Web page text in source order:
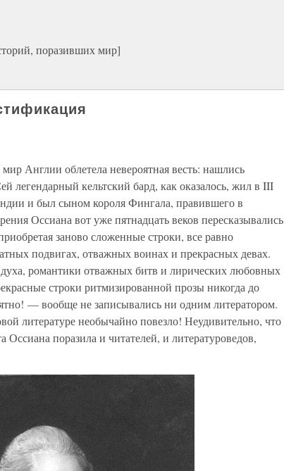
поразивших мир]
Англии облетела невероятная весть: нашлись
легендарный кельтский бард, как оказалось, жил в III
и был сыном короля Фингала, правившего в
Оссиана вот уже пятнадцать веков пересказывались
заново сложенные строки, все равно
подвигах, отважных воинах и прекрасных девах.
романтики отважных битв и лирических любовных
строки ритмизированной прозы никогда до
— вообще не записывались ни одним литератором.
литературе необычайно повезло! Неудивительно, что
Оссиана поразила и читателей, и литературоведов,